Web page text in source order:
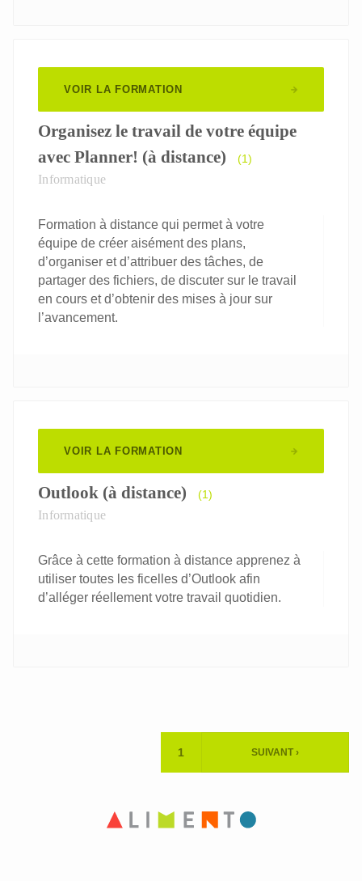
VOIR LA FORMATION
Organisez le travail de votre équipe
avec Planner! (à distance)
(1)
Informatique
Formation à distance qui permet à votre
équipe de créer aisément des plans,
d’organiser et d’attribuer des tâches, de
partager des fichiers, de discuter sur le travail
en cours et d’obtenir des mises à jour sur
l’avancement.
VOIR LA FORMATION
Outlook (à distance) (1)
Informatique
Grâce à cette formation à distance apprenez à
utiliser toutes les ficelles d’Outlook afin
d’alléger réellement votre travail quotidien.
PAGE
1 SUIVANT ›